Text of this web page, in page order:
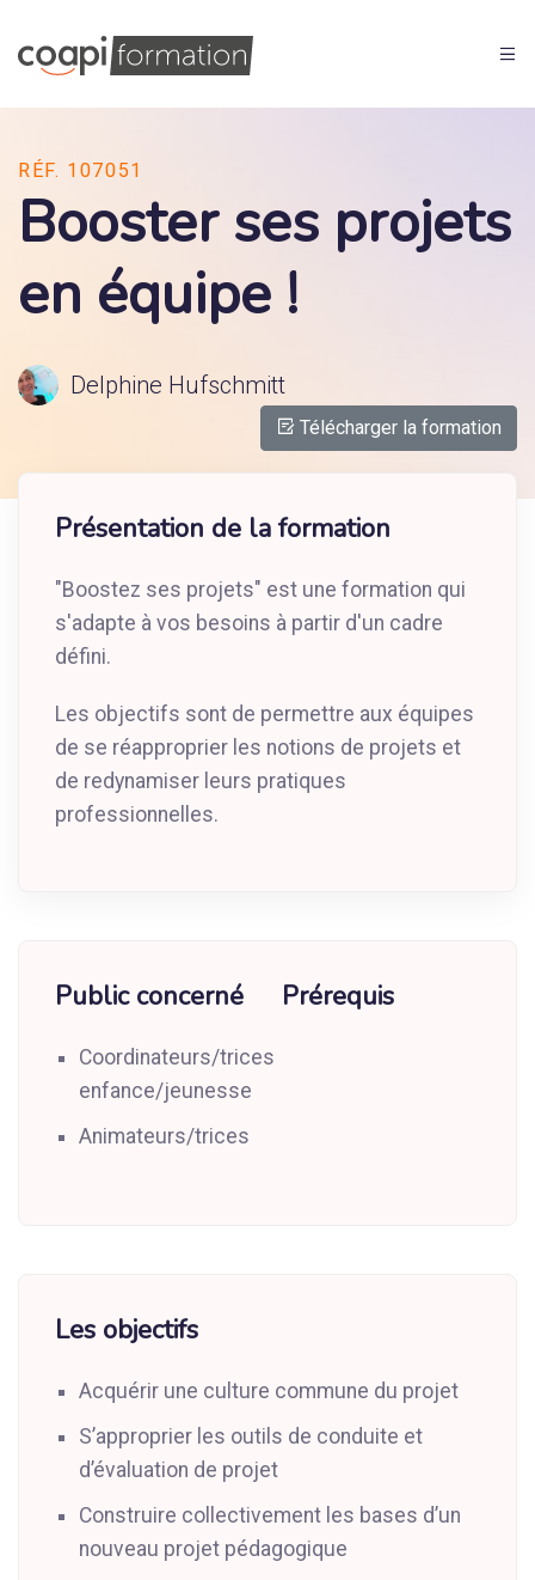
RÉF. 107051
Booster ses projets
en équipe !
Delphine Hufschmitt
Télécharger la formation
Présentation de la formation
"Boostez ses projets" est une formation qui
s'adapte à vos besoins à partir d'un cadre
défini.
Les objectifs sont de permettre aux équipes
de se réapproprier les notions de projets et
de redynamiser leurs pratiques
professionnelles.
Public concerné
Coordinateurs/trices
enfance/jeunesse
Animateurs/trices
Prérequis
Les objectifs
Acquérir une culture commune du projet
S’approprier les outils de conduite et
d’évaluation de projet
Construire collectivement les bases d’un
nouveau projet pédagogique